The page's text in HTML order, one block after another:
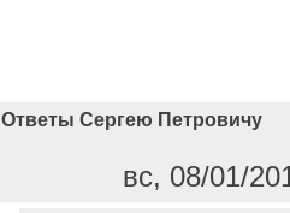
Ответы Сергею Петровичу
вс, 08/01/